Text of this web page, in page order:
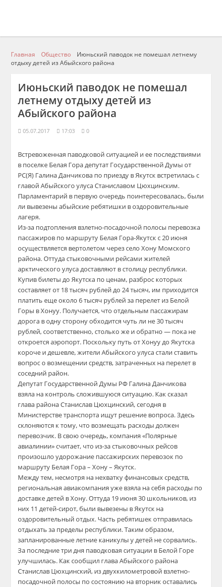
Главная Общество
Июньский паводок не помешал летнему
отдыху детей из Абыйского района
Июньский паводок не помешал
летнему отдыху детей из
Абыйского района
05.07.2017 17:03 0
Встревоженная паводковой ситуацией и ее последствиями
в поселке Белая Гора депутат Государственной Думы от
РС(Я) Галина Данчикова по приезду в Якутск встретилась с
главой Абыйского улуса Станиславом Цюхцинским.
Парламентарий в первую очередь поинтересовалась, были
ли вывезены абыйские ребятишки в оздоровительные
лагеря.
Из-за подтопления взлетно-посадочной полосы перевозка
пассажиров по маршруту Белая Гора-Якутск с 20 июня
осуществляется вертолетом через село Хону Момского
района. Оттуда стыковочными рейсами жителей
арктического улуса доставляют в столицу республики.
Купив билеты до Якутска по ценам, разброс которых
составляет от 18 тысяч рублей до 24 тысяч, им приходится
платить еще около 6 тысяч рублей за перелет из Белой
Горы в Хонуу. Получается, что отдельным пассажирам
дорога в одну сторону обходится чуть ли не 30 тысяч
рублей, соответственно, столько же и обратно — пока не
откроется аэропорт. Поскольку путь от Хонуу до Якутска
короче и дешевле, жители Абыйского улуса стали ставить
вопрос о возмещении средств, затраченных на перелет в
соседний район.
Депутат Государственной Думы РФ Галина Данчикова
взяла на контроль сложившуюся ситуацию. Как сказал
глава района Станислав Цюхцинский, сегодня в
Министерстве транспорта ищут решение вопроса. Здесь
склоняются к тому, что возмещать расходы должен
перевозчик. В свою очередь, компания «Полярные
авиалинии» считает, что из-за стыковочных рейсов
произошло удорожание пассажирских перевозок по
маршруту Белая Гора – Хону – Якутск.
Между тем, несмотря на нехватку финансовых средств,
региональная авиакомпания уже взяла на себя расходы по
доставке детей в Хону. Оттуда 19 июня 30 школьников, из
них 11 детей-сирот, были вывезены в Якутск на
оздоровительный отдых. Часть ребятишек отправилась
отдыхать за пределы республики. Таким образом,
запланированные летние каникулы у детей не сорвались.
За последние три дня паводковая ситуации в Белой Горе
улучшилась. Как сообщил глава Абыйского района
Станислав Цюхцинский, из двухкилометровой взлетно-
посадочной полосы по состоянию на вторник оставались